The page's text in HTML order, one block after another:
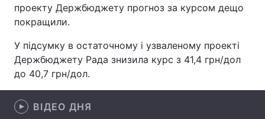
Зброя Інциденти
Цікавинки Погода
Лонгріди
проекту Держбюджету прогноз за курсом дещо
покращили.
У підсумку в остаточному і узваленому проекті
Держбюджету Рада знизила курс з 41,4 грн/дол
до 40,7 грн/дол.
ВІДЕО ДНЯ